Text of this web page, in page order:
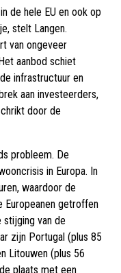
de hele EU en ook op
stelt Langen.
van ongeveer
aanbod schiet
infrastructuur en
aan investeerders,
door de
probleem. De
in Europa. In
waardoor de
Europeanen getroffen
van de
zijn Portugal (plus 85
Litouwen (plus 56
plaats met een